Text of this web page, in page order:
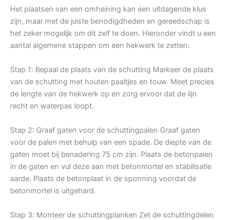
Het plaatsen van een omheining kan een uitdagende klus
zijn, maar met de juiste benodigdheden en gereedschap is
het zeker mogelijk om dit zelf te doen. Hieronder vindt u een
aantal algemene stappen om een hekwerk te zetten:
Stap 1: Bepaal de plaats van de schutting Markeer de plaats
van de schutting met houten paaltjes en touw. Meet precies
de lengte van de hekwerk op en zorg ervoor dat de lijn
recht en waterpas loopt.
Stap 2: Graaf gaten voor de schuttingpalen Graaf gaten
voor de palen met behulp van een spade. De diepte van de
gaten moet bij benadering 75 cm zijn. Plaats de betonpalen
in de gaten en vul deze aan met betonmortel en stabilisatie
aarde. Plaats de betonplaat in de sponning voordat de
betonmortel is uitgehard.
Stap 3: Monteer de schuttingplanken Zet de schuttingdelen